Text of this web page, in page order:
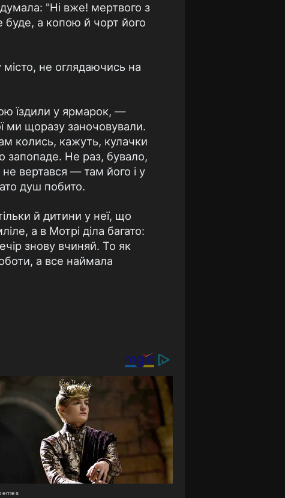
"Ні вже! мертвого з
а копою й чорт його
не оглядаючись на
їздили у ярмарок, —
ми щоразу заночовували.
колись, кажуть, кулачки
запопаде. Не раз, бувало,
вертався — там його і у
душ побито.
й дитини у неї, що
а в Мотрі діла багато:
знову вчиняй. То як
а все наймала